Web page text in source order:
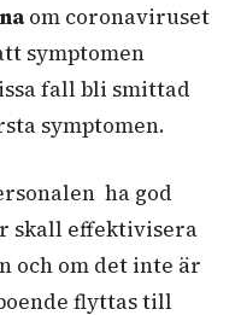
om coronaviruset
symptomen
fall bli smittad
symptomen.
ha god
skall effektivisera
och om det inte är
flyttas till